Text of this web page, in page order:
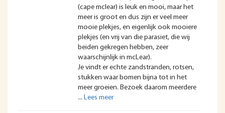
(cape mclear) is leuk en mooi, maar het
meer is groot en dus zijn er veel meer
mooie plekjes, en eigenlijk ook mooiere
plekjes (en vrij van die parasiet, die wij
beiden gekregen hebben, zeer
waarschijnlijk in mcLear).
Je vindt er echte zandstranden, rotsen,
stukken waar bomen bijna tot in het
meer groeien. Bezoek daarom meerdere